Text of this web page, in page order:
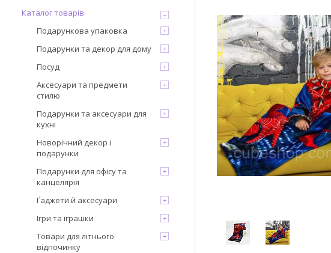
Каталог товарів
Подарункова упаковка
Подарунки та декор для дому
Посуд
Аксесуари та предмети
стилю
Подарунки та аксесуари для
кухні
Новорічний декор і
подарунки
Подарунки для офісу та
канцелярія
Ґаджети й аксесуари
Ігри та іграшки
Товари для літнього
відпочинку